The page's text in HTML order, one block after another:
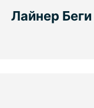
Лайнер Беги